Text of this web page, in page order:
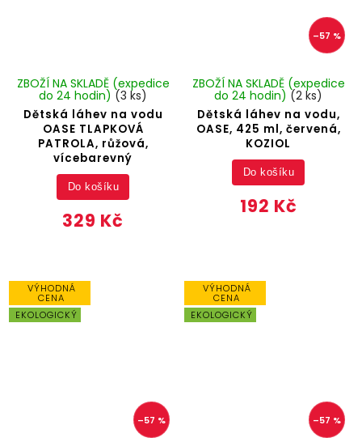
Dětská láhev na vodu
OASE TLAPKOVÁ
PATROLA, růžová,
vícebarevný
ZBOŽÍ NA SKLADĚ (expedice
do 24 hodin) (3 ks)
329 Kč
Do košíku
–57 %
Dětská láhev na vodu,
OASE, 425 ml, červená,
KOZIOL
ZBOŽÍ NA SKLADĚ (expedice
do 24 hodin) (2 ks)
192 Kč
Do košíku
VÝHODNÁ
CENA
EKOLOGICKÝ
–57 %
VÝHODNÁ
CENA
EKOLOGICKÝ
–57 %